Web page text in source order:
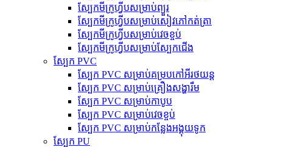
ស្បែកមីក្រូហ្វីបសម្រាប់ព្យួរ
ស្បែកមីក្រូហ្វីបសម្រាប់សៀវភៅកត់ត្រា
ស្បែកមីក្រូហ្វីបសម្រាប់វេចខ្ចប់
ស្បែកមីក្រូហ្វីបសម្រាប់ស្បែកជើង
ស្បែក PVC
ស្បែក PVC សម្រាប់គម្របកៅអីរថយន្ត
ស្បែក PVC សម្រាប់គ្រឿងសង្ហារឹម
ស្បែក PVC សម្រាប់កាបូប
ស្បែក PVC សម្រាប់វេចខ្ចប់
ស្បែក PVC សម្រាប់កន្លែងអង្គុយទូក
ស្បែក PU